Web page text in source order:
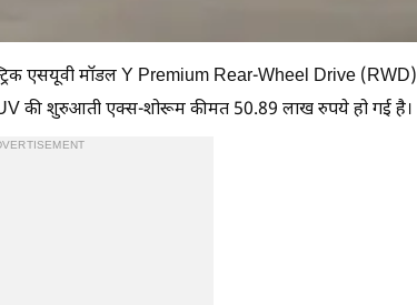
एसयूवी मॉडल Y Premium Rear-Wheel Drive (RWD)
की शुरुआती एक्स-शोरूम कीमत 50.89 लाख रुपये हो गई है।